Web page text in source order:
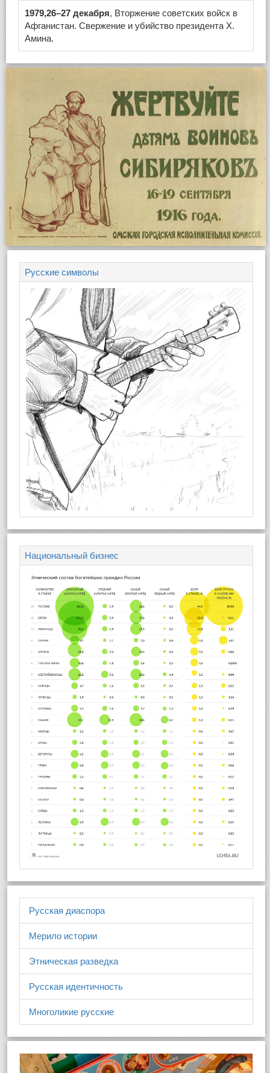
1979,26–27 декабря, Вторжение советских войск в
Афганистан. Свержение и убийство президента Х.
Амина.
Русские символы
Национальный бизнес
Русская диаспора
Мерило истории
Этническая разведка
Русская идентичность
Многоликие русские